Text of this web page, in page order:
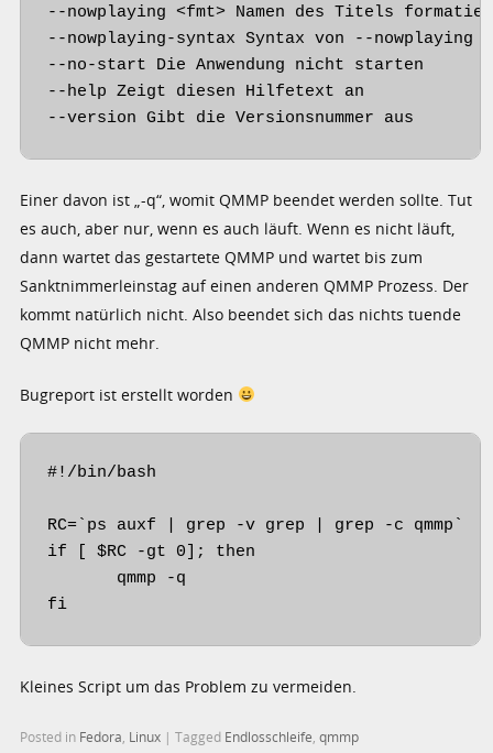
--nowplaying <fmt> Namen des Titels
--nowplaying-syntax Syntax von --nowplaying
--no-start Die Anwendung nicht starten
--help Zeigt diesen Hilfetext an
--version Gibt die Versionsnummer aus
Einer davon ist „-q“, womit QMMP beendet werden sollte. Tut
es auch, aber nur, wenn es auch läuft. Wenn es nicht läuft,
dann wartet das gestartete QMMP und wartet bis zum
Sanktnimmerleinstag auf einen anderen QMMP Prozess. Der
kommt natürlich nicht. Also beendet sich das nichts tuende
QMMP nicht mehr.
Bugreport ist erstellt worden
#!/bin/bash
RC=`ps auxf | grep -v grep | grep -c qmmp`
if [ $RC -gt 0]; then
qmmp -q
fi
Kleines Script um das Problem zu vermeiden.
Posted in Fedora Linux |Tagged Endlosschleife ,qmmp